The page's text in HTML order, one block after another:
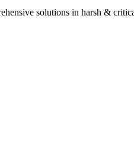
solutions in harsh &